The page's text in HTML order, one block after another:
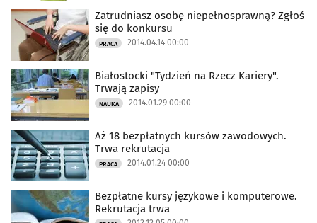
Zatrudniasz osobę niepełnosprawną? Zgłoś
się do konkursu
PRACA 2014.04.14 00:00
Białostocki "Tydzień na Rzecz Kariery".
Trwają zapisy
NAUKA 2014.01.29 00:00
Aż 18 bezpłatnych kursów zawodowych.
Trwa rekrutacja
PRACA 2014.01.24 00:00
Bezpłatne kursy językowe i komputerowe.
Rekrutacja trwa